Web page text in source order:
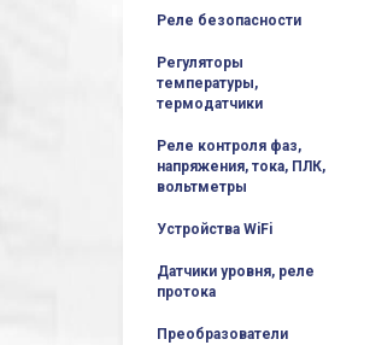
Реле безопасности
Регуляторы
температуры,
термодатчики
Реле контроля фаз,
напряжения, тока, ПЛК,
вольтметры
Устройства WiFi
Датчики уровня, реле
протока
Преобразователи